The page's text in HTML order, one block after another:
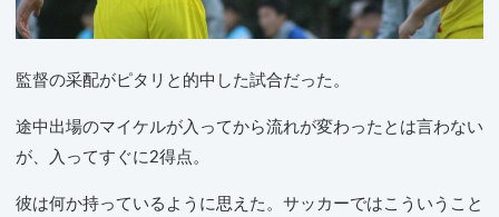
監督の采配がピタリと的中した試合だった。
途中出場のマイケルが入ってから流れが変わったとは言わない
が、入ってすぐに2得点。
彼は何か持っているように思えた。サッカーではこういうこと